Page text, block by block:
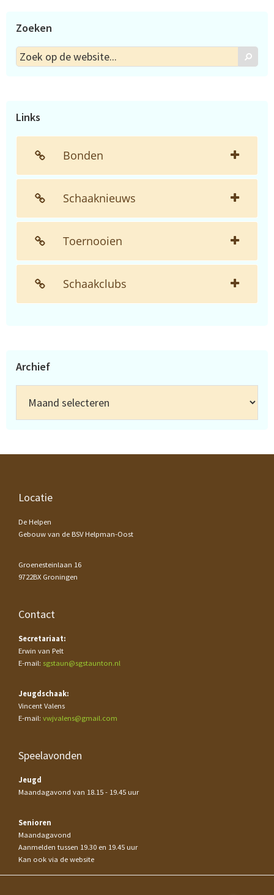
Zoeken
Zoek
op
Zoek
Links
Bonden
Schaaknieuws
Toernooien
Schaakclubs
Archief
Footer
Locatie
De Helpen
Gebouw van de BSV Helpman-Oost
Groenesteinlaan 16
9722BX Groningen
Contact
Secretariaat:
Erwin van Pelt
E-mail: sgstaun@sgstaunton.nl
Jeugdschaak:
Vincent Valens
E-mail: vwjvalens@gmail.com
Speelavonden
Jeugd
Maandagavond van 18.15 - 19.45 uur
Senioren
Maandagavond
Aanmelden tussen 19.30 en 19.45 uur
Kan ook via de website